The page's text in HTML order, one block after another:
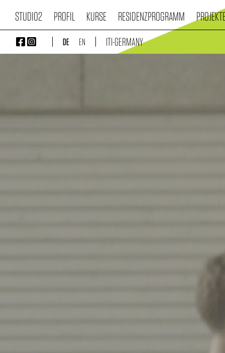
zum
Inhalt
MAIN
NAVIGATION
STUDIO2 PROFIL KURSE RESIDENZPROGRAMM
  DE EN ITI-GERMANY